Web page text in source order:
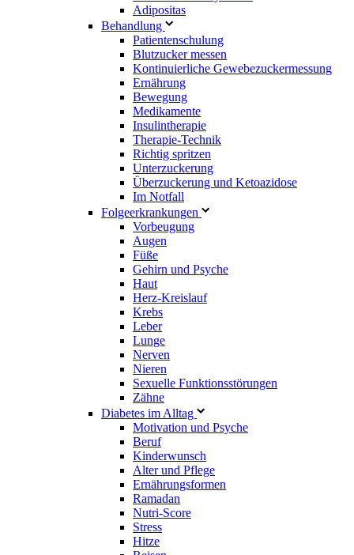
Adipositas
Behandlung
Patientenschulung
Blutzucker messen
Kontinuierliche Gewebezuckermessung
Ernährung
Bewegung
Medikamente
Insulintherapie
Therapie-Technik
Richtig spritzen
Unterzuckerung
Überzuckerung und Ketoazidose
Im Notfall
Folgeerkrankungen
Vorbeugung
Augen
Füße
Gehirn und Psyche
Haut
Herz-Kreislauf
Krebs
Leber
Lunge
Nerven
Nieren
Sexuelle Funktionsstörungen
Zähne
Diabetes im Alltag
Motivation und Psyche
Beruf
Kinderwunsch
Alter und Pflege
Ernährungsformen
Ramadan
Nutri-Score
Stress
Hitze